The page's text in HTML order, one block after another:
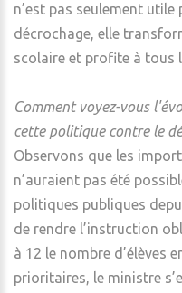
n’est pas seulement
décrochage, elle
scolaire et profite à tous
Comment voyez-vous
cette politique contre le
Observons que les
n’auraient pas été
politiques publiques
de rendre l’instruction
à 12 le nombre d’élèves
prioritaires, le ministre